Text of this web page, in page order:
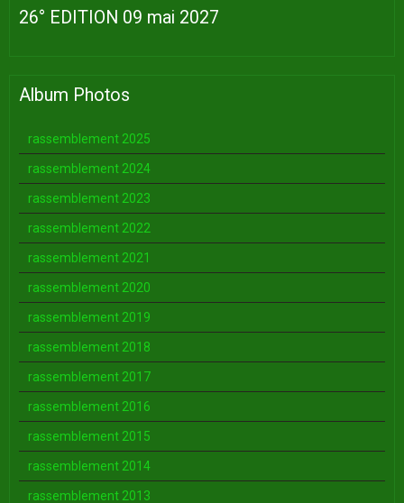
26° EDITION 09 mai 2027
Album Photos
rassemblement 2025
rassemblement 2024
rassemblement 2023
rassemblement 2022
rassemblement 2021
rassemblement 2020
rassemblement 2019
rassemblement 2018
rassemblement 2017
rassemblement 2016
rassemblement 2015
rassemblement 2014
rassemblement 2013